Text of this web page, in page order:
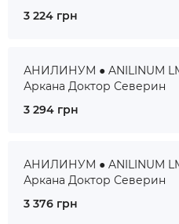
3 224 грн
АНИЛИНУМ ● ANILINUM
Аркана Доктор Северин
3 294 грн
АНИЛИНУМ ● ANILINUM
Аркана Доктор Северин
3 376 грн